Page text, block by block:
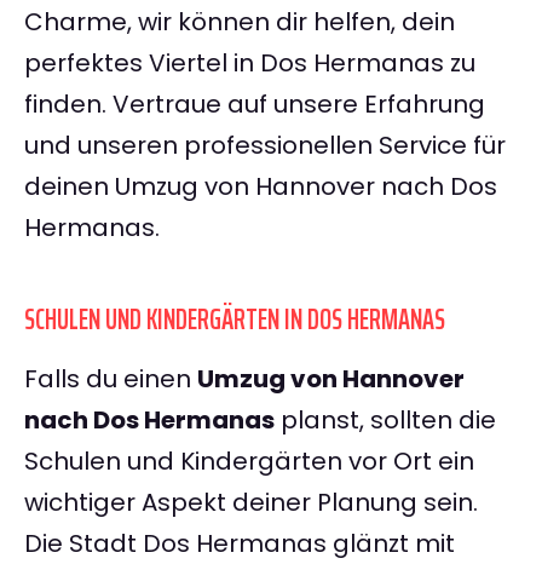
Charme, wir können dir helfen, dein
perfektes Viertel in Dos Hermanas zu
finden. Vertraue auf unsere Erfahrung
und unseren professionellen Service für
deinen Umzug von Hannover nach Dos
Hermanas.
SCHULEN UND KINDERGÄRTEN IN DOS HERMANAS
Falls du einen Umzug von Hannover
nach Dos Hermanas planst, sollten die
Schulen und Kindergärten vor Ort ein
wichtiger Aspekt deiner Planung sein.
Die Stadt Dos Hermanas glänzt mit